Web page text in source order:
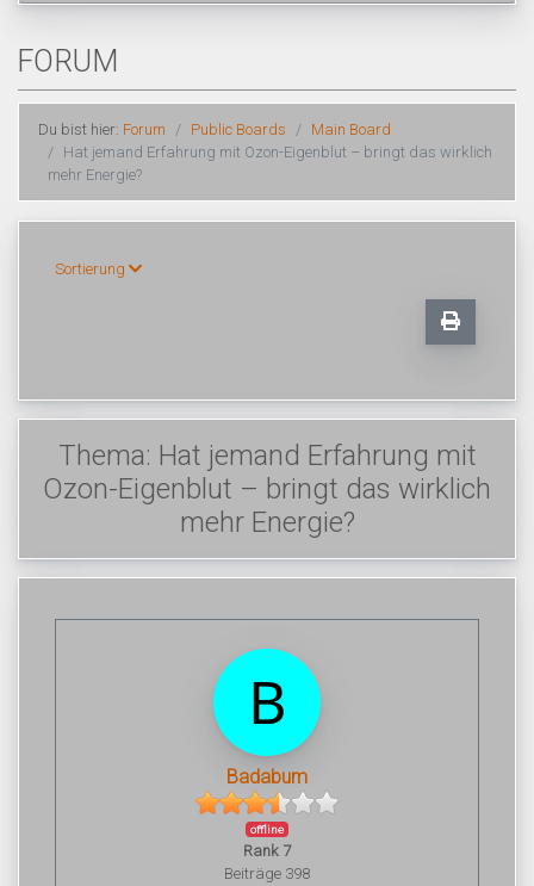
FORUM
Du bist hier: Forum Public Boards
Main Board
Hat jemand Erfahrung mit Ozon-Eigenblut – bringt das wirklich
mehr Energie?
Sortierung
Thema: Hat jemand Erfahrung mit
Ozon-Eigenblut – bringt das wirklich
mehr Energie?
Badabum
offline
Rank 7
Beiträge 398